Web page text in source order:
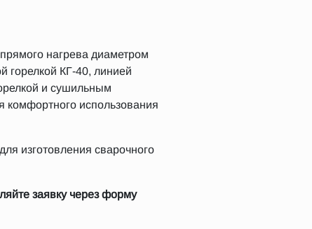
нагрева диаметром
горелкой КГ-40, линией
и сушильным
использования
изготовления сварочного
заявку через форму